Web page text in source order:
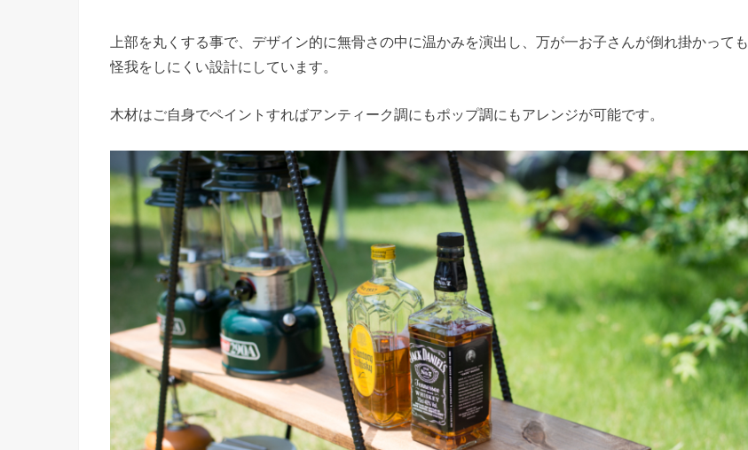
上部を丸くする事で、デザイン的に無骨さの中に温かみを演出し、万が一お子さんが倒れ掛かっても
怪我をしにくい設計にしています。
木材はご自身でペイントすればアンティーク調にもポップ調にもアレンジが可能です。